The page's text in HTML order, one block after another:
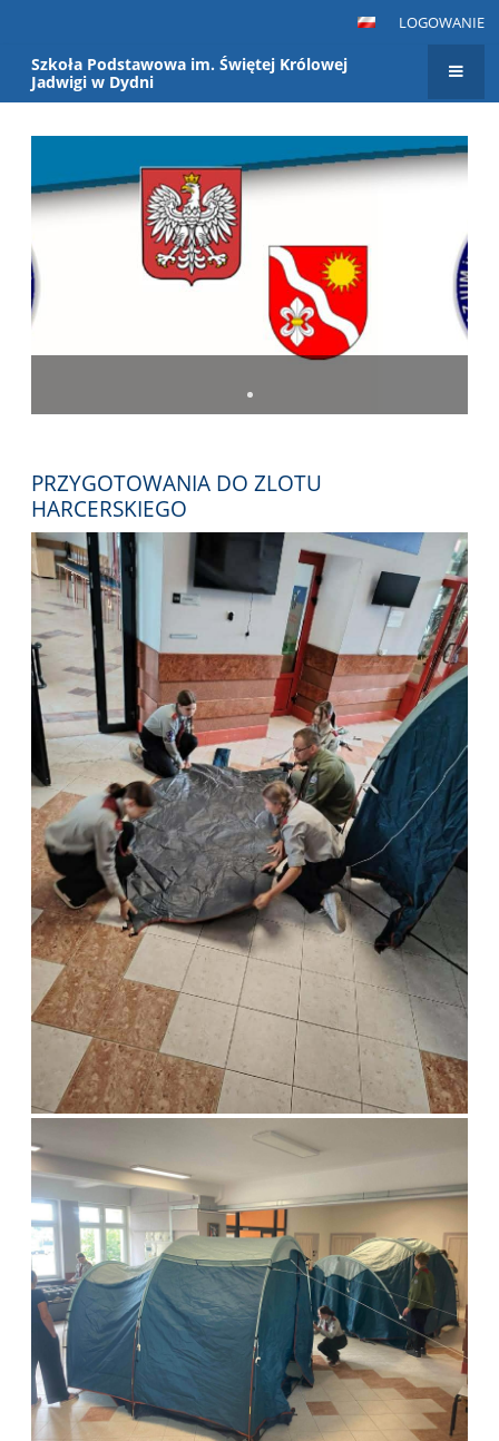
LOGOWANIE
Szkoła Podstawowa im. Świętej Królowej
Jadwigi w Dydni
Strona
PRZYGOTOWANIA DO ZLOTU
HARCERSKIEGO